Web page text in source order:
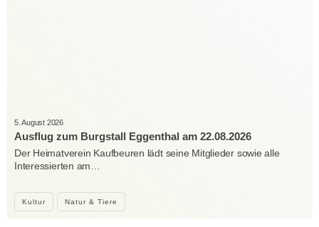
Kultur Natur & Tiere
5. August 2026
Ausflug zum Burgstall Eggenthal am 22.08.2026
Der Heimatverein Kaufbeuren lädt seine Mitglieder sowie alle
Interessierten am…